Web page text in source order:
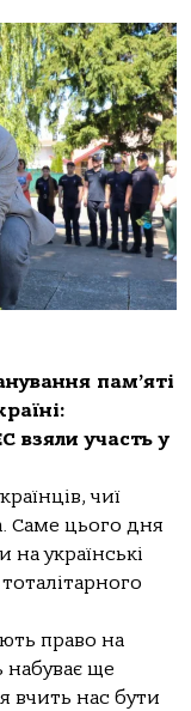
пам’яті
взяли участь у
чиї
Саме цього дня
на українські
право на
набуває ще
вчить нас бути